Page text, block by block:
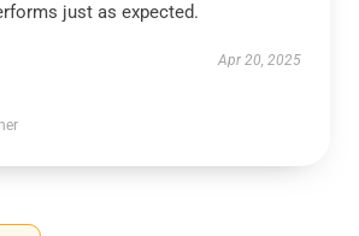
just as expected.
Apr 20, 2025